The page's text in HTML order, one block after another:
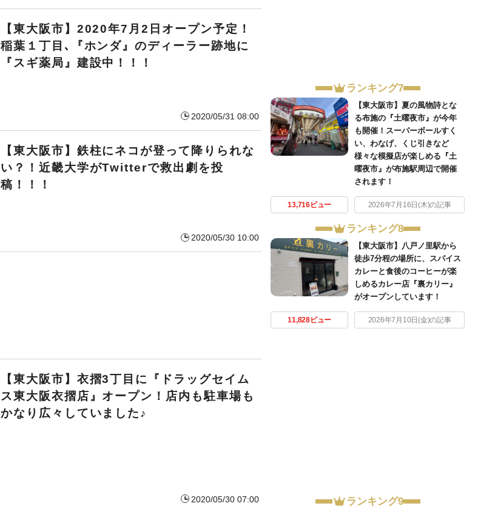
【東大阪市】2020年7月2日オープン予定！
稲葉１丁目､『ホンダ』のディーラー跡地に
『スギ薬局』建設中！！！
2020/05/31 08:00
【東大阪市】鉄柱にネコが登って降りられな
い？！近畿大学がTwitterで救出劇を投
稿！！！
2020/05/30 10:00
【東大阪市】衣摺3丁目に『ドラッグセイム
ス東大阪衣摺店』オープン！店内も駐車場も
かなり広々していました♪
2020/05/30 07:00
ランキング7
【東大阪市】夏の風物詩とな
る布施の『土曜夜市』が今年
も開催！スーパーボールすく
い、わなげ、くじ引きなど
様々な模擬店が楽しめる『土
曜夜市』が布施駅周辺で開催
されます！
13,716ビュー 2026年7月16日(木)の記事
ランキング8
【東大阪市】八戸ノ里駅から
徒歩7分程の場所に、スパイス
カレーと食後のコーヒーが楽
しめるカレー店『裏カリー』
がオープンしています！
11,828ビュー 2026年7月10日(金)の記事
ランキング9